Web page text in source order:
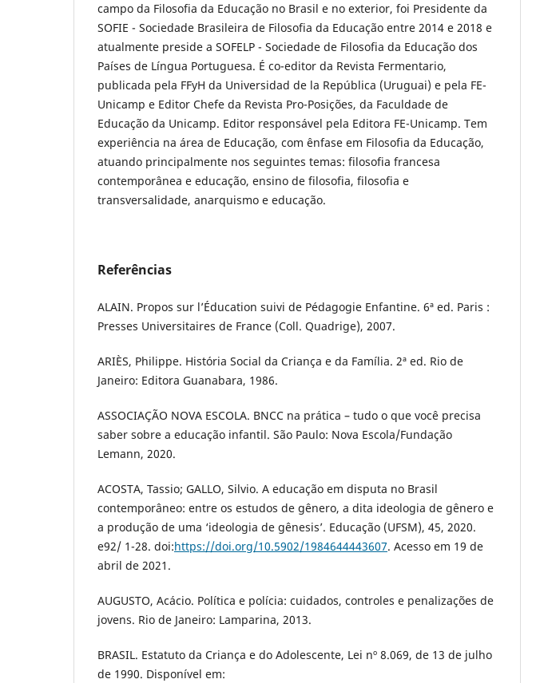
campo da Filosofia da Educação no Brasil e no exterior, foi Presidente da
SOFIE - Sociedade Brasileira de Filosofia da Educação entre 2014 e 2018 e
atualmente preside a SOFELP - Sociedade de Filosofia da Educação dos
Países de Língua Portuguesa. É co-editor da Revista Fermentario,
publicada pela FFyH da Universidad de la República (Uruguai) e pela FE-
Unicamp e Editor Chefe da Revista Pro-Posições, da Faculdade de
Educação da Unicamp. Editor responsável pela Editora FE-Unicamp. Tem
experiência na área de Educação, com ênfase em Filosofia da Educação,
atuando principalmente nos seguintes temas: filosofia francesa
contemporânea e educação, ensino de filosofia, filosofia e
transversalidade, anarquismo e educação.
Referências
ALAIN. Propos sur l’Éducation suivi de Pédagogie Enfantine. 6ª ed. Paris :
Presses Universitaires de France (Coll. Quadrige), 2007.
ARIÈS, Philippe. História Social da Criança e da Família. 2ª ed. Rio de
Janeiro: Editora Guanabara, 1986.
ASSOCIAÇÃO NOVA ESCOLA. BNCC na prática – tudo o que você precisa
saber sobre a educação infantil. São Paulo: Nova Escola/Fundação
Lemann, 2020.
ACOSTA, Tassio; GALLO, Silvio. A educação em disputa no Brasil
contemporâneo: entre os estudos de gênero, a dita ideologia de gênero e
a produção de uma ‘ideologia de gênesis’. Educação (UFSM), 45, 2020.
e92/ 1-28. doi:https://doi.org/10.5902/1984644443607. Acesso em 19 de
abril de 2021.
AUGUSTO, Acácio. Política e polícia: cuidados, controles e penalizações de
jovens. Rio de Janeiro: Lamparina, 2013.
BRASIL. Estatuto da Criança e do Adolescente, Lei nº 8.069, de 13 de julho
de 1990. Disponível em: